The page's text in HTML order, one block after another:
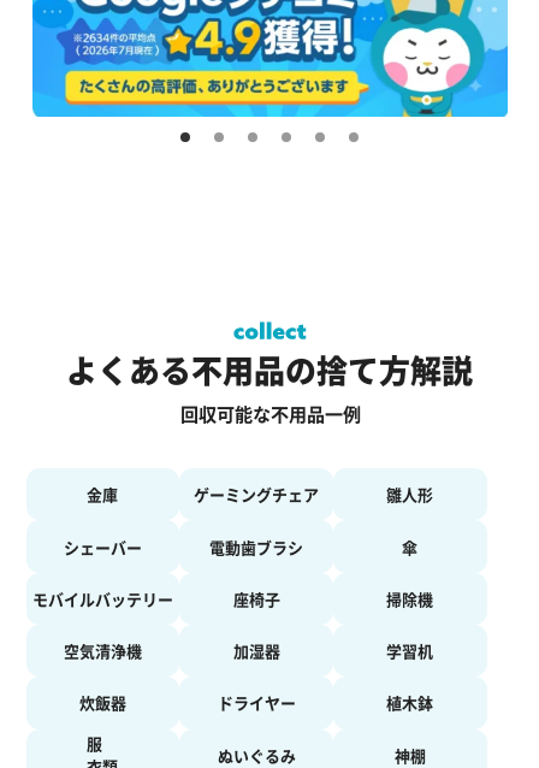
よくある不用品の捨て方解説
回収可能な不用品一例
金庫 ゲーミングチェア 雛人形
シェーバー 電動歯ブラシ 傘
モバイルバッテリー 座椅子 掃除機
空気清浄機 加湿器 学習机
炊飯器 ドライヤー
植木鉢
服
ぬいぐるみ 神棚